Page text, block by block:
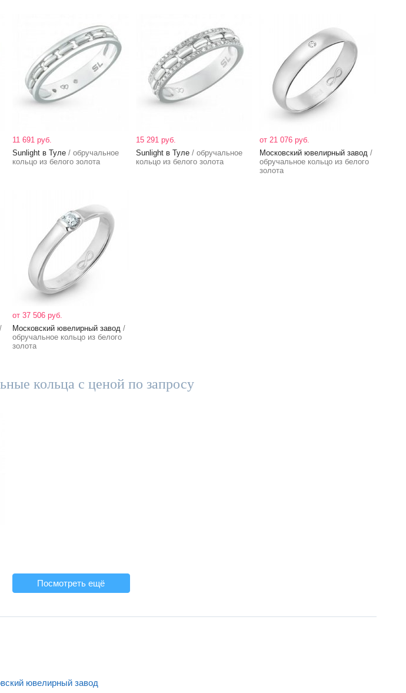
11 691 руб.
Sunlight в Туле / обручальное
кольцо из белого золота
15 291 руб.
Sunlight в Туле / обручальное
кольцо из белого золота
от 21 076 руб.
Московский ювелирный завод /
обручальное кольцо из белого
золота
/
от 37 506 руб.
Московский ювелирный завод /
обручальное кольцо из белого
золота
кольца с ценой по запросу
Посмотреть ещё
ювелирный завод